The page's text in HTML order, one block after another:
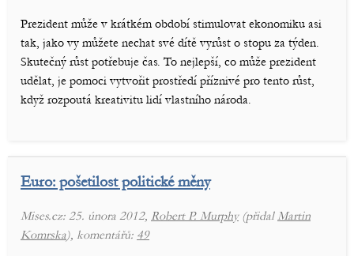
Prezident může v krátkém období stimulovat ekonomiku asi
tak, jako vy můžete nechat své dítě vyrůst o stopu za týden.
Skutečný růst potřebuje čas. To nejlepší, co může prezident
udělat, je pomoci vytvořit prostředí příznivé pro tento růst,
když rozpoutá kreativitu lidí vlastního národa.
Euro: pošetilost politické měny
Mises.cz: 25. února 2012, Robert P. Murphy(přidalMartin
Komrska), komentářů: 49